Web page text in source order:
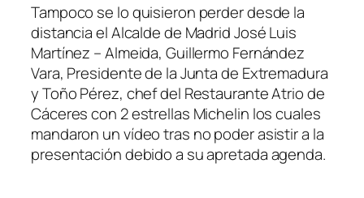
Tampoco se lo quisieron perder desde la
distancia el Alcalde de Madrid José Luis
Martínez – Almeida, Guillermo Fernández
Vara, Presidente de la Junta de Extremadura
y Toño Pérez, chef del Restaurante Atrio de
Cáceres con 2 estrellas Michelin los cuales
mandaron un vídeo tras no poder asistir a la
presentación debido a su apretada agenda.